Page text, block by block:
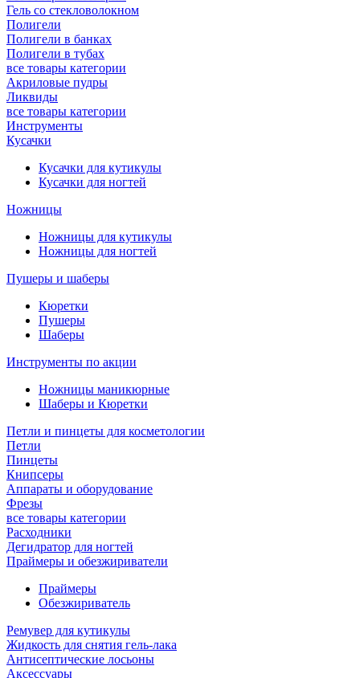
Гель со стекловолокном
Полигели
Полигели в банках
Полигели в тубах
все товары категории
Акриловые пудры
Ликвиды
все товары категории
Инструменты
Кусачки
Кусачки для кутикулы
Кусачки для ногтей
Ножницы
Ножницы для кутикулы
Ножницы для ногтей
Пушеры и шаберы
Кюретки
Пушеры
Шаберы
Инструменты по акции
Ножницы маникюрные
Шаберы и Кюретки
Петли и пинцеты для косметологии
Петли
Пинцеты
Книпсеры
Аппараты и оборудование
Фрезы
все товары категории
Расходники
Дегидратор для ногтей
Праймеры и обезжириватели
Праймеры
Обезжириватель
Ремувер для кутикулы
Жидкость для снятия гель-лака
Антисептические лосьоны
Аксессуары